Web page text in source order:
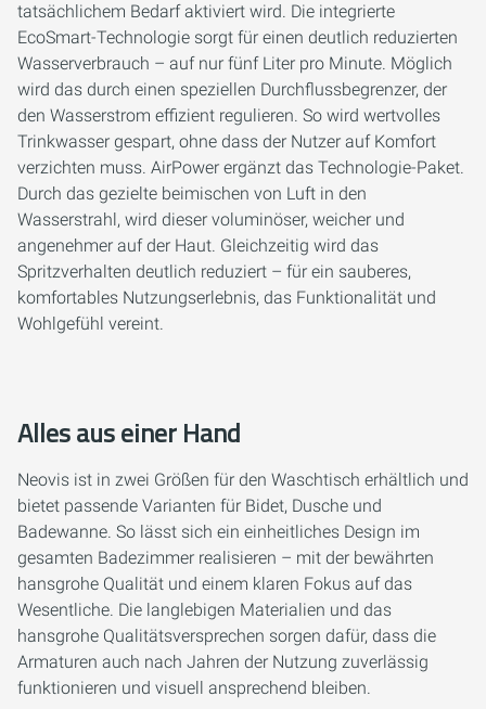
tatsächlichem Bedarf aktiviert wird. Die integrierte
EcoSmart-Technologie sorgt für einen deutlich reduzierten
Wasserverbrauch – auf nur fünf Liter pro Minute. Möglich
wird das durch einen speziellen Durchflussbegrenzer, der
den Wasserstrom effizient regulieren. So wird wertvolles
Trinkwasser gespart, ohne dass der Nutzer auf Komfort
verzichten muss. AirPower ergänzt das Technologie-Paket.
Durch das gezielte beimischen von Luft in den
Wasserstrahl, wird dieser voluminöser, weicher und
angenehmer auf der Haut. Gleichzeitig wird das
Spritzverhalten deutlich reduziert – für ein sauberes,
komfortables Nutzungserlebnis, das Funktionalität und
Wohlgefühl vereint.
Alles aus einer Hand
Neovis ist in zwei Größen für den Waschtisch erhältlich und
bietet passende Varianten für Bidet, Dusche und
Badewanne. So lässt sich ein einheitliches Design im
gesamten Badezimmer realisieren – mit der bewährten
hansgrohe Qualität und einem klaren Fokus auf das
Wesentliche. Die langlebigen Materialien und das
hansgrohe Qualitätsversprechen sorgen dafür, dass die
Armaturen auch nach Jahren der Nutzung zuverlässig
funktionieren und visuell ansprechend bleiben.